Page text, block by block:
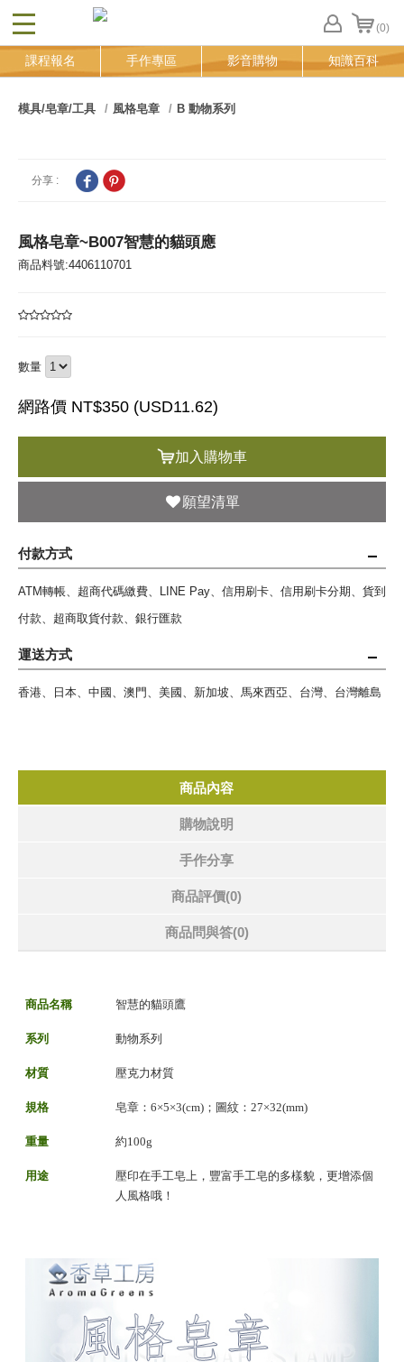
CLOSE (0)
FB
登
課程報名 手作專區 影音購物 知識百科
模具/皂章/工具 風格皂章 B 動物系列
分享 :
風格皂章~B007智慧的貓頭應
商品料號:4406110701
數量
網路價 NT$350 (USD11.62)
加入購物車
願望清單
付款方式
ATM轉帳、超商代碼繳費、LINE Pay、信用刷卡、信用刷卡分期、貨到
付款、超商取貨付款、銀行匯款
運送方式
香港、日本、中國、澳門、美國、新加坡、馬來西亞、台灣、台灣離島
商品內容
購物說明
手作分享
商品評價(0)
商品問與答(0)
商品名稱 智慧的貓頭鷹
系列 動物系列
材質 壓克力材質
規格 皂章：6×5×3(cm)；圖紋：27×32(mm)
重量 約100g
用途
壓印在手工皂上，豐富手工皂的多樣貌，更增添個
人風格哦！